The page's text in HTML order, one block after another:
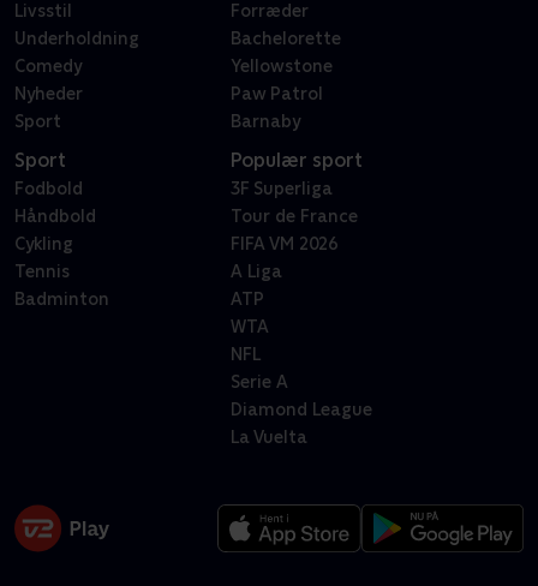
Livsstil
Underholdning
Comedy
Nyheder
Sport
Forræder
Bachelorette
Yellowstone
Paw Patrol
Barnaby
Sport
Fodbold
Håndbold
Cykling
Tennis
Badminton
Populær sport
3F Superliga
Tour de France
FIFA VM 2026
A Liga
ATP
WTA
NFL
Serie A
Diamond League
La Vuelta